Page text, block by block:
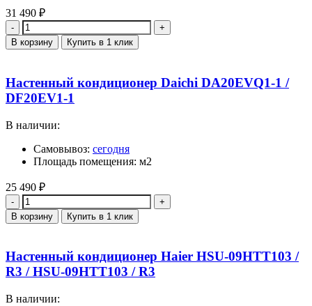
31 490 ₽
Количество
В корзину Купить в 1 клик
Настенный кондиционер Daichi DA20EVQ1-1 /
DF20EV1-1
В наличии:
Самовывоз: сегодня
Площадь помещения: м2
25 490 ₽
Количество
В корзину Купить в 1 клик
Настенный кондиционер Haier HSU-09HTT103 /
R3 / HSU-09HTT103 / R3
В наличии: